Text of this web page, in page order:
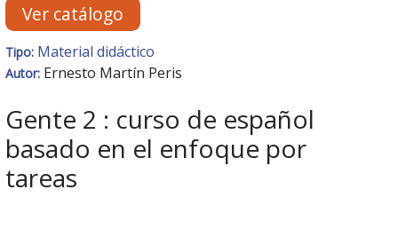
Ver catálogo
Tipo: Material didáctico
Autor: Ernesto Martín Peris
Gente 2 : curso de español
basado en el enfoque por
tareas